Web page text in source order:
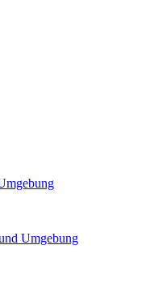
Umgebung